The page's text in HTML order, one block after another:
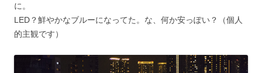
に。
LED？鮮やかなブルーになってた。な、何か安っぽい？（個人
的主観です）